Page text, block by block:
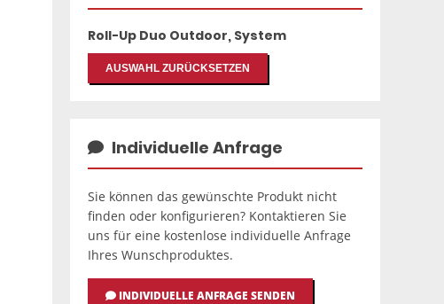
Roll-Up Duo Outdoor, System
AUSWAHL ZURÜCKSETZEN
Individuelle Anfrage
Sie können das gewünschte Produkt nicht
finden oder konfigurieren? Kontaktieren Sie
uns für eine kostenlose individuelle Anfrage
Ihres Wunschproduktes.
INDIVIDUELLE ANFRAGE SENDEN